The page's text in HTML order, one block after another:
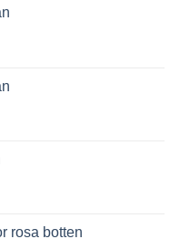
rosa botten